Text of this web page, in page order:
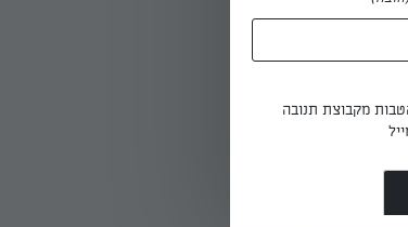
מקבוצת תנובה